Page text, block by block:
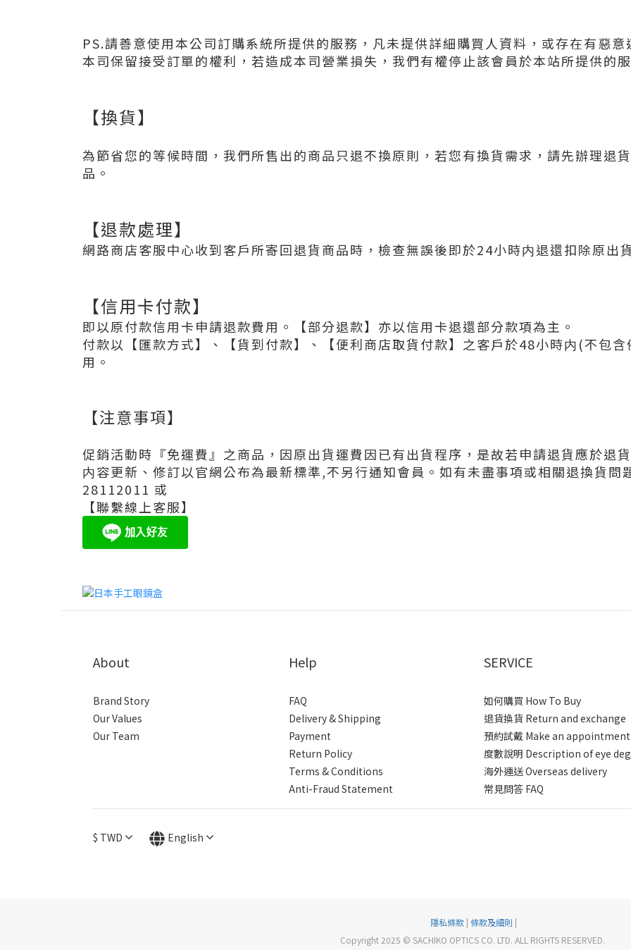
PS.請善意使用本公司訂購系統所提供的服務，凡未提供詳細購買人資料，或存在有惡
本司保留接受訂單的權利，若造成本司營業損失，我們有權停止該會員於本站所提供的
【換貨】
為節省您的等候時間，我們所售出的商品只退不換原則，若您有換貨需求，請先辦理退
品。
【退款處理】
網路商店客服中心收到客戶所寄回退貨商品時，檢查無誤後即於24小時内退還扣除原出
【信用卡付款】
即以原付款信用卡申請退款費用。【部分退款】亦以信用卡退還部分款項為主。
付款以【匯款方式】、【貨到付款】、【便利商店取貨付款】之客戶於48小時内(不包
用。
【注意事項】
促銷活動時『免運費』之商品，因原出貨運費因已有出貨程序，是故若申請退貨應於退
内容更新、修訂以官網公布為最新標準,不另行通知會員。如有未盡事項或相關退換貨
28112011 或
【聯繫線上客服】
About
Brand Story
Our Values
Our Team
Help
FAQ
Delivery & Shipping
Payment
Return Policy
Terms & Conditions
Anti-Fraud Statement
SERVICE
如何購買 How To Buy
退貨換貨 Return and exchange
預約試戴 Make an appointment
度數說明 Description of eye
海外運送 Overseas delivery
常見問答 FAQ
$ TWD English
隱私條款| 條款及細則 |
Copyright 2025 © SACHIKO OPTICS CO. LTD. ALL RIGHTS RESERVED.